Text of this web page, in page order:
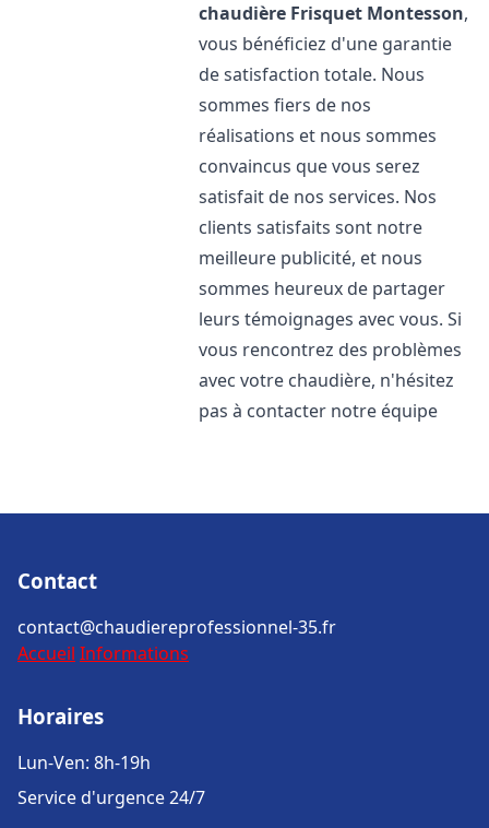
chaudière Frisquet Montesson,
vous bénéficiez d'une garantie
de satisfaction totale. Nous
sommes fiers de nos
réalisations et nous sommes
convaincus que vous serez
satisfait de nos services. Nos
clients satisfaits sont notre
meilleure publicité, et nous
sommes heureux de partager
leurs témoignages avec vous. Si
vous rencontrez des problèmes
avec votre chaudière, n'hésitez
pas à contacter notre équipe
Contact
contact@chaudiereprofessionnel-35.fr
Accueil Informations
Horaires
Lun-Ven: 8h-19h
Service d'urgence 24/7